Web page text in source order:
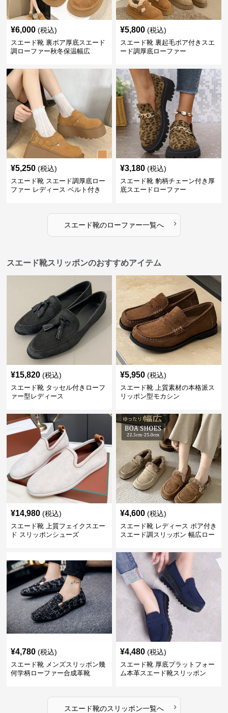
¥6,000 (税込)
スエード靴 裏ボア厚底スエード
調ローファー秋冬保温幅広
¥5,800 (税込)
スエード靴 裏起毛ボア付きスエ
ード調厚底ローファー
¥5,250 (税込)
スエード靴 スエード調厚底ロー
ファー レディース ベルト付き
¥3,180 (税込)
スエード靴 豹柄チェーン付き厚
底スエードローファー
スエード靴のローファー一覧へ ›
スエード靴スリッポンのおすすめアイテム
¥15,820 (税込)
スエード靴 タッセル付きローフ
ァー型レディース
¥5,950 (税込)
スエード靴 上質素材の本格派ス
リッポン型モカシン
¥14,980 (税込)
スエード靴 上質フェイクスエー
ド スリッポンシューズ
¥4,600 (税込)
スエード靴 レディース ボア付き
スエード調スリッポン 幅広ロー
¥4,780 (税込)
スエード靴 メンズスリッポン幾
何学柄ローファー合成革靴
¥4,480 (税込)
スエード靴 厚底プラットフォー
ム本革スエード靴スリッポン
スエード靴のスリッポン一覧へ ›